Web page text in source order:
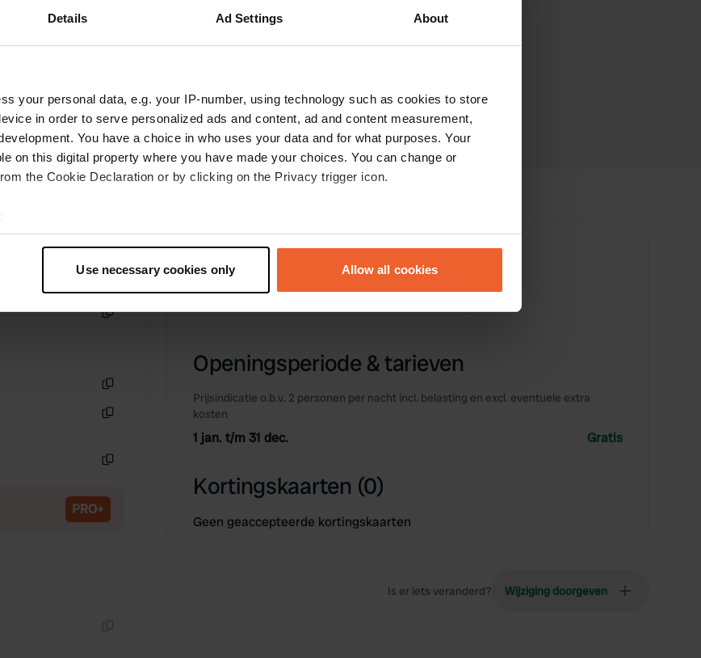
Details Ad Settings About
your personal data, e.g. your IP-number, using technology such as cookies to store
in order to serve personalized ads and content, ad and content measurement,
You have a choice in who uses your data and for what purposes. Your
on this digital property where you have made your choices. You can change or
the Cookie Declaration or by clicking on the Privacy trigger icon.
geographical location which can be accurate to within several meters
data is processed and set your preferences in the
and ads, to provide social media features and to analyse our traffic. We also share
with our social media, advertising and analytics partners who may combine it with
to them or that they’ve collected from your use of their services.
Use necessary cookies only Allow all cookies
Laat een review achter
Ben jij hier geweest? Vertel andere camperaars wat
PRO+
Informatie
Openingsperiode & tarieven
Prijsindicatie o.b.v. 2 personen per nacht incl. belasting en excl. eventuele extra
kosten
1 jan. t/m 31 dec. Gratis
Kortingskaarten (0)
Geen geaccepteerde kortingskaarten
Is er iets veranderd? Wijziging doorgeven